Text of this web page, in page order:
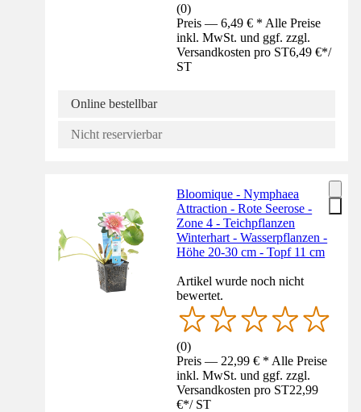
(0)
Preis — 6,49 € * Alle Preise
inkl. MwSt. und ggf. zzgl.
Versandkosten pro ST6,49 €*/
ST
Online bestellbar
Nicht reservierbar
Bloomique - Nymphaea
Attraction - Rote Seerose -
Zone 4 - Teichpflanzen
Winterhart - Wasserpflanzen -
Höhe 20-30 cm - Topf 11 cm
Artikel wurde noch nicht
bewertet.
(0)
Preis — 22,99 € * Alle Preise
inkl. MwSt. und ggf. zzgl.
Versandkosten pro ST22,99
€*/ ST